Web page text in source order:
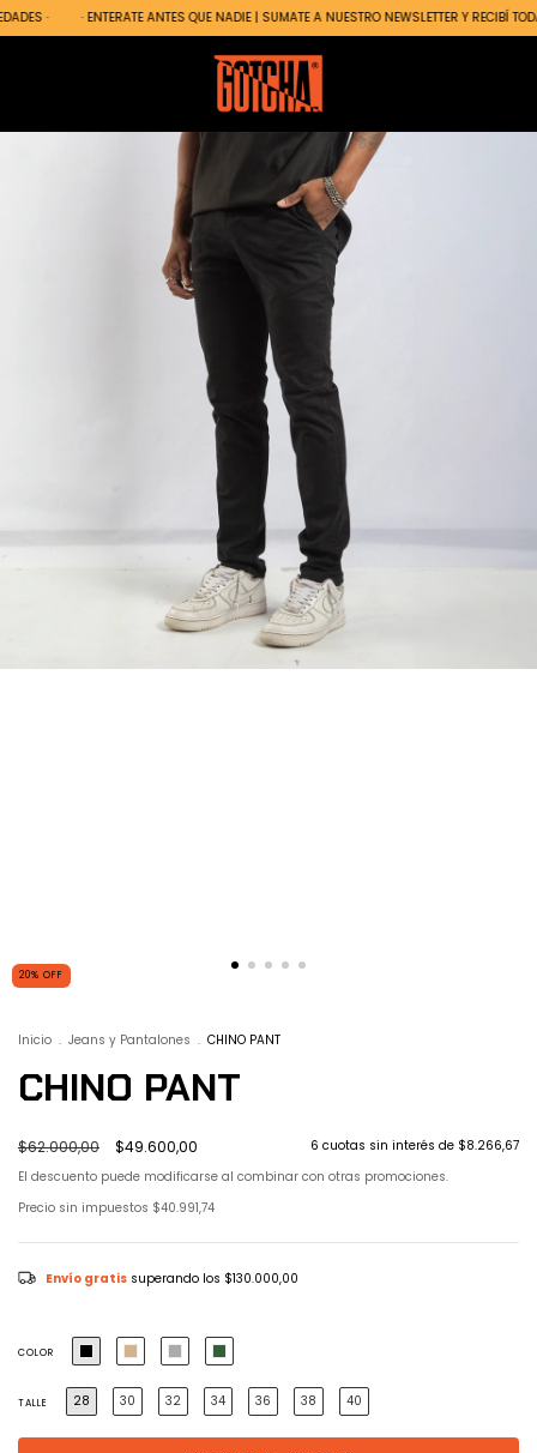
· · ENTERATE ANTES QUE NADIE | SUMATE A NUESTRO NEWSLETTER Y RECIBÍ
20% OFF
Inicio . Jeans y Pantalones . CHINO PANT
CHINO PANT
$62.000,00 $49.600,00 6 cuotas sin interés de $8.266,67
El descuento puede modificarse al combinar con otras promociones.
Precio sin impuestos $40.991,74
Envío gratis superando los $130.000,00
COLOR
TALLE 28 30 32 34 36 38 40